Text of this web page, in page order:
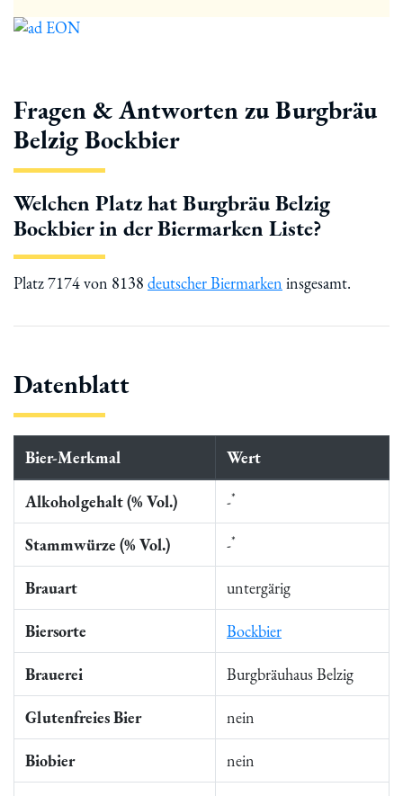
Fragen & Antworten zu Burgbräu
Belzig Bockbier
Welchen Platz hat Burgbräu Belzig
Bockbier in der Biermarken Liste?
Platz 7174 von 8138 deutscher Biermarken insgesamt.
Datenblatt
Bier-Merkmal Wert
Alkoholgehalt (% Vol.) -*
Stammwürze (% Vol.) -*
Brauart untergärig
Biersorte Bockbier
Brauerei Burgbräuhaus Belzig
Glutenfreies Bier nein
Biobier nein